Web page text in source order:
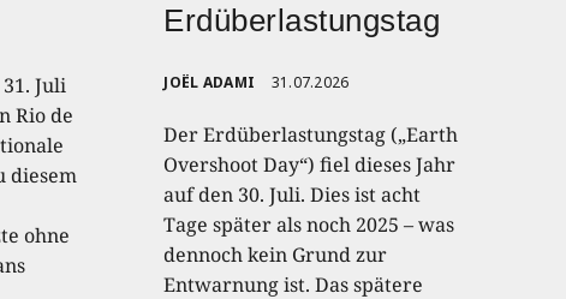
Juli
Rio de
diesem
ohne
Erdüberlastungstag
JOËL ADAMI 31.07.2026
Der Erdüberlastungstag („Earth
Overshoot Day“) fiel dieses Jahr
auf den 30. Juli. Dies ist acht
Tage später als noch 2025 – was
dennoch kein Grund zur
Entwarnung ist. Das spätere